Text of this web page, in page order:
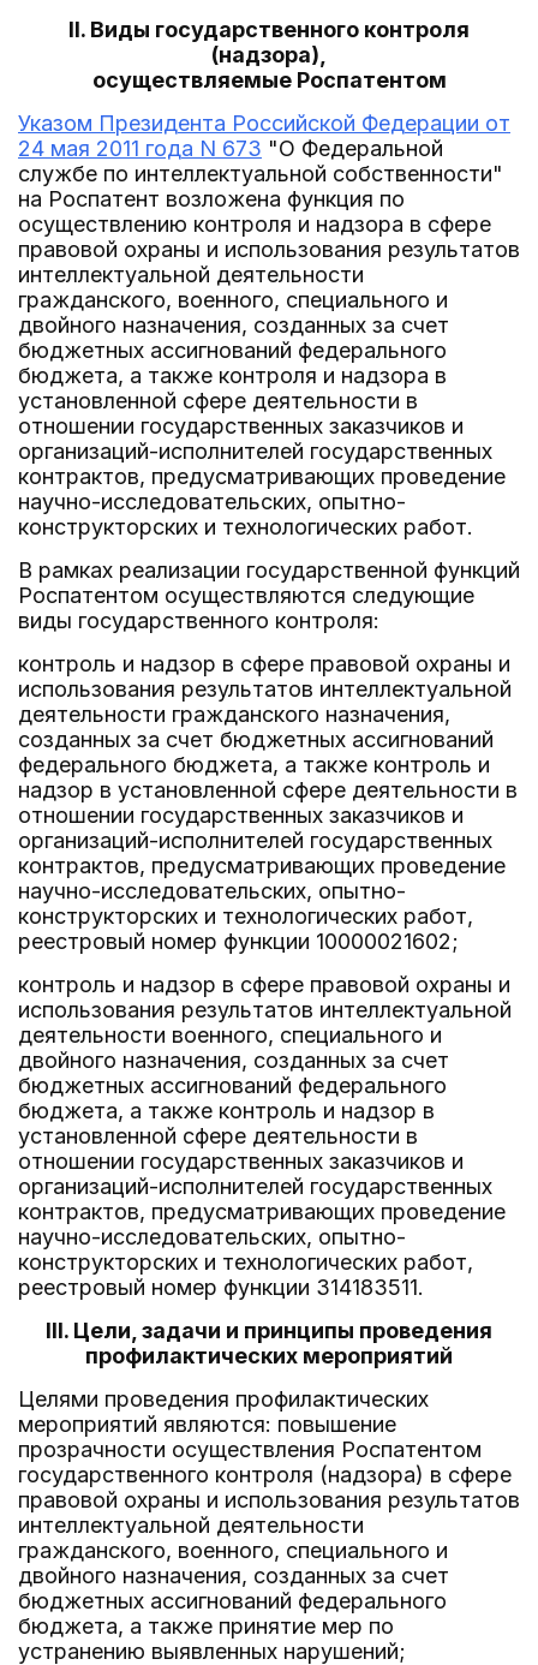
II. Виды государственного контроля
(надзора),
осуществляемые Роспатентом
Указом Президента Российской Федерации от
24 мая 2011 года N 673 "О Федеральной
службе по интеллектуальной собственности"
на Роспатент возложена функция по
осуществлению контроля и надзора в сфере
правовой охраны и использования результатов
интеллектуальной деятельности
гражданского, военного, специального и
двойного назначения, созданных за счет
бюджетных ассигнований федерального
бюджета, а также контроля и надзора в
установленной сфере деятельности в
отношении государственных заказчиков и
организаций-исполнителей государственных
контрактов, предусматривающих проведение
научно-исследовательских, опытно-
конструкторских и технологических работ.
В рамках реализации государственной функций
Роспатентом осуществляются следующие
виды государственного контроля:
контроль и надзор в сфере правовой охраны и
использования результатов интеллектуальной
деятельности гражданского назначения,
созданных за счет бюджетных ассигнований
федерального бюджета, а также контроль и
надзор в установленной сфере деятельности в
отношении государственных заказчиков и
организаций-исполнителей государственных
контрактов, предусматривающих проведение
научно-исследовательских, опытно-
конструкторских и технологических работ,
реестровый номер функции 10000021602;
контроль и надзор в сфере правовой охраны и
использования результатов интеллектуальной
деятельности военного, специального и
двойного назначения, созданных за счет
бюджетных ассигнований федерального
бюджета, а также контроль и надзор в
установленной сфере деятельности в
отношении государственных заказчиков и
организаций-исполнителей государственных
контрактов, предусматривающих проведение
научно-исследовательских, опытно-
конструкторских и технологических работ,
реестровый номер функции 314183511.
III. Цели, задачи и принципы проведения
профилактических мероприятий
Целями проведения профилактических
мероприятий являются: повышение
прозрачности осуществления Роспатентом
государственного контроля (надзора) в сфере
правовой охраны и использования результатов
интеллектуальной деятельности
гражданского, военного, специального и
двойного назначения, созданных за счет
бюджетных ассигнований федерального
бюджета, а также принятие мер по
устранению выявленных нарушений;